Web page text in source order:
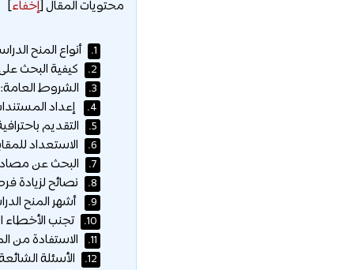
محتويات المقال[إخفاء]
1. أنواع المنح
2. كيفية البحث
3. الشروط العامة:
4. إعداد
5. التقديم
6. الاستعداد
7. البحث عن
8. نصائح لزيادة
9. أشهر المنح
10. تجنب الأخطاء
11. الاستفادة من
12. الأسئلة